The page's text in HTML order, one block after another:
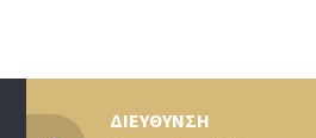
ΔΙΕΥΘΥΝΣΗ